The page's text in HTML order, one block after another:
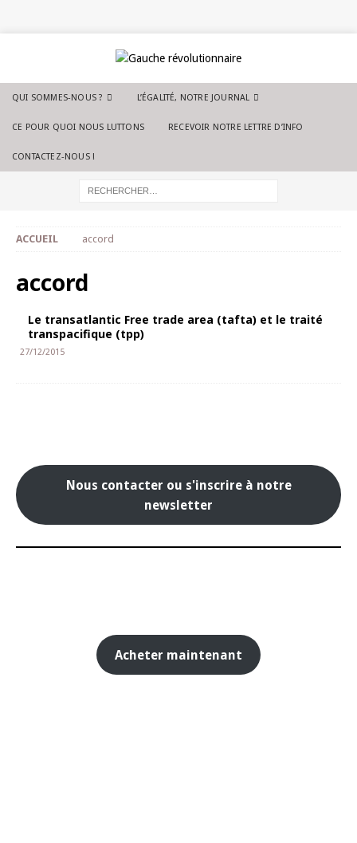
QUI SOMMES-NOUS ? L’ÉGALITÉ, NOTRE JOURNAL
CE POUR QUOI NOUS LUTTONS RECEVOIR NOTRE LETTRE D’INFO
CONTACTEZ-NOUS !
ACCUEIL accord
accord
Le transatlantic Free trade area (tafta) et le traité
transpacifique (tpp)
27/12/2015
Nous contacter ou s'inscrire à notre
newsletter
Acheter maintenant